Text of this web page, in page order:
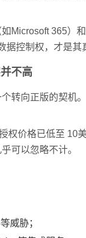
Microsoft 365）
控制权，才是其
不高
转向正版的契机。
权价格已低至 10
可以忽略不计。
威胁；